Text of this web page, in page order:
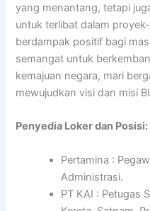
yang menantang, tetapi
untuk terlibat dalam
berdampak positif bagi
semangat untuk
kemajuan negara, mari
mewujudkan visi dan misi
Penyedia Loker dan Posisi:
Pertamina :
Administrasi.
PT KAI : Petugas